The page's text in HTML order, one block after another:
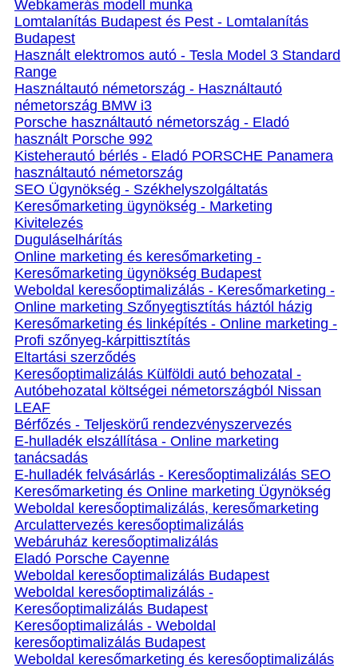
Webkamerás modell munka
Lomtalanítás Budapest és Pest - Lomtalanítás
Budapest
Használt elektromos autó - Tesla Model 3 Standard
Range
Használtautó németország - Használtautó
németország BMW i3
Porsche használtautó németország - Eladó
használt Porsche 992
Kisteherautó bérlés - Eladó PORSCHE Panamera
használtautó németország
SEO Ügynökség - Székhelyszolgáltatás
Keresőmarketing ügynökség - Marketing
Kivitelezés
Duguláselhárítás
Online marketing és keresőmarketing -
Keresőmarketing ügynökség Budapest
Weboldal keresőoptimalizálás - Keresőmarketing -
Online marketing Szőnyegtisztítás háztól házig
Keresőmarketing és linképítés - Online marketing -
Profi szőnyeg-kárpittisztítás
Eltartási szerződés
Keresőoptimalizálás Külföldi autó behozatal -
Autóbehozatal költségei németországból Nissan
LEAF
Bérfőzés - Teljeskörű rendezvényszervezés
E-hulladék elszállítása - Online marketing
tanácsadás
E-hulladék felvásárlás - Keresőoptimalizálás SEO
Keresőmarketing és Online marketing Ügynökség
Weboldal keresőoptimalizálás, keresőmarketing
Arculattervezés keresőoptimalizálás
Webáruház keresőoptimalizálás
Eladó Porsche Cayenne
Weboldal keresőoptimalizálás Budapest
Weboldal keresőoptimalizálás -
Keresőoptimalizálás Budapest
Keresőoptimalizálás - Weboldal
keresőoptimalizálás Budapest
Weboldal keresőmarketing és keresőoptimalizálás